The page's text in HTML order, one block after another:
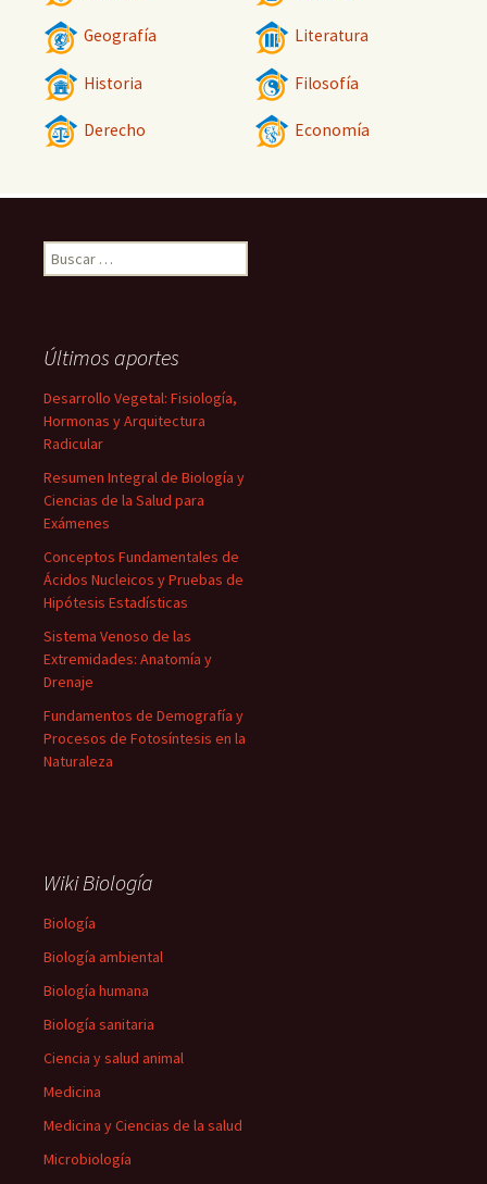
Geografía Literatura
Historia Filosofía
Derecho Economía
Buscar:
Últimos aportes
Desarrollo Vegetal: Fisiología,
Hormonas y Arquitectura
Radicular
Resumen Integral de Biología y
Ciencias de la Salud para
Exámenes
Conceptos Fundamentales de
Ácidos Nucleicos y Pruebas de
Hipótesis Estadísticas
Sistema Venoso de las
Extremidades: Anatomía y
Drenaje
Fundamentos de Demografía y
Procesos de Fotosíntesis en la
Naturaleza
Wiki Biología
Biología
Biología ambiental
Biología humana
Biología sanitaria
Ciencia y salud animal
Medicina
Medicina y Ciencias de la salud
Microbiología